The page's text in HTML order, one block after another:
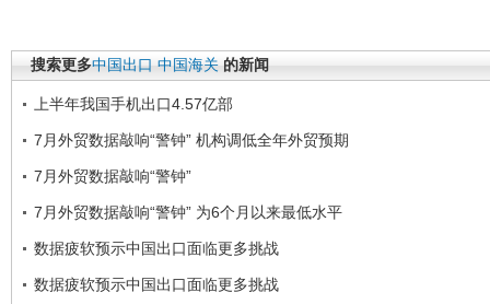
搜索更多中国出口 中国海关 的新闻
上半年我国手机出口4.57亿部
7月外贸数据敲响“警钟” 机构调低全年外贸预期
7月外贸数据敲响“警钟”
7月外贸数据敲响“警钟” 为6个月以来最低水平
数据疲软预示中国出口面临更多挑战
数据疲软预示中国出口面临更多挑战